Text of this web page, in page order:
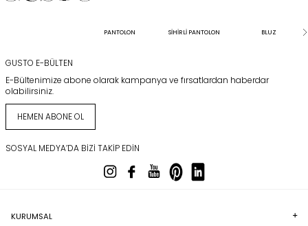
PANTOLON SİHİRLİ PANTOLON BLUZ
GUSTO E-BÜLTEN
E-Bültenimize abone olarak kampanya ve fırsatlardan haberdar
olabilirsiniz.
HEMEN ABONE OL
SOSYAL MEDYA’DA BIZI TAKIP EDIN
KURUMSAL